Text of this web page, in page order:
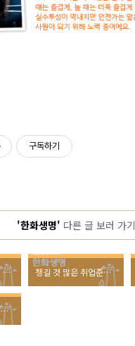
구독하기
'한화생명' 다른 글 보러 가기
여러분은 ‘내일’하면 어떤 이미지가 떠오르나요? 챙길 것 많은 취업준비, 미니홈피는 확인하셨나요?
이력서와 면접에서 ‘스토리텔링’이 중요한 이유는?